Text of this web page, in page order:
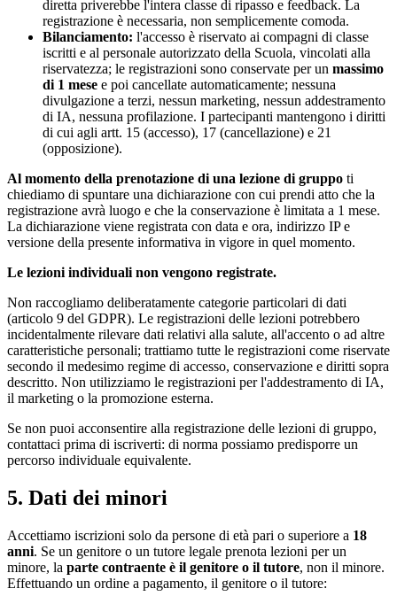
diretta priverebbe l'intera classe di ripasso e feedback. La
registrazione è necessaria, non semplicemente comoda.
Bilanciamento: l'accesso è riservato ai compagni di classe
iscritti e al personale autorizzato della Scuola, vincolati alla
riservatezza; le registrazioni sono conservate per un massimo
di 1 mese e poi cancellate automaticamente; nessuna
divulgazione a terzi, nessun marketing, nessun addestramento
di IA, nessuna profilazione. I partecipanti mantengono i diritti
di cui agli artt. 15 (accesso), 17 (cancellazione) e 21
(opposizione).
Al momento della prenotazione di una lezione di gruppo ti
chiediamo di spuntare una dichiarazione con cui prendi atto che la
registrazione avrà luogo e che la conservazione è limitata a 1 mese.
La dichiarazione viene registrata con data e ora, indirizzo IP e
versione della presente informativa in vigore in quel momento.
Le lezioni individuali non vengono registrate.
Non raccogliamo deliberatamente categorie particolari di dati
(articolo 9 del GDPR). Le registrazioni delle lezioni potrebbero
incidentalmente rilevare dati relativi alla salute, all'accento o ad altre
caratteristiche personali; trattiamo tutte le registrazioni come riservate
secondo il medesimo regime di accesso, conservazione e diritti sopra
descritto. Non utilizziamo le registrazioni per l'addestramento di IA,
il marketing o la promozione esterna.
Se non puoi acconsentire alla registrazione delle lezioni di gruppo,
contattaci prima di iscriverti: di norma possiamo predisporre un
percorso individuale equivalente.
5. Dati dei minori
Accettiamo iscrizioni solo da persone di età pari o superiore a 18
anni. Se un genitore o un tutore legale prenota lezioni per un
minore, la parte contraente è il genitore o il tutore, non il minore.
Effettuando un ordine a pagamento, il genitore o il tutore: